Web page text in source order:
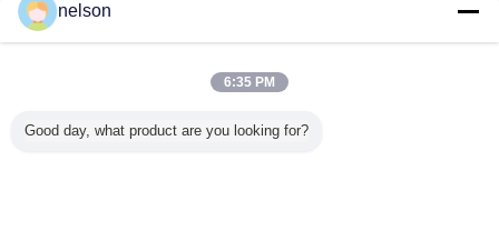
অধিকভারী দায়িত্ব বৈদ্যুতিক সংযোগকারী
nelson
6:35 PM
Good day, what product are you looking for?